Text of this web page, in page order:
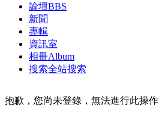
論壇BBS
新聞
專輯
資訊室
相冊Album
搜索全站搜索
抱歉，您尚未登錄，無法進行此操作